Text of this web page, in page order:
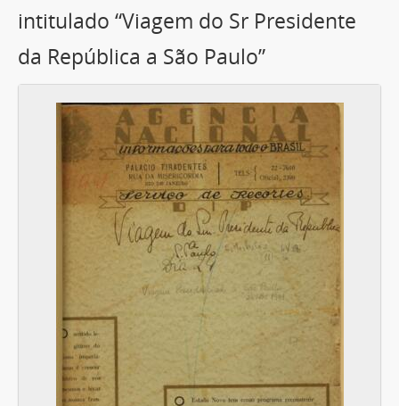
intitulado “Viagem do Sr Presidente
da República a São Paulo”